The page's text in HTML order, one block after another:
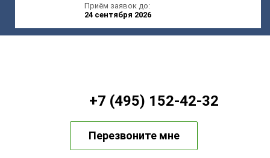
Приём заявок до:
24 сентября 2026
+7 (495) 152-42-32
Перезвоните мне